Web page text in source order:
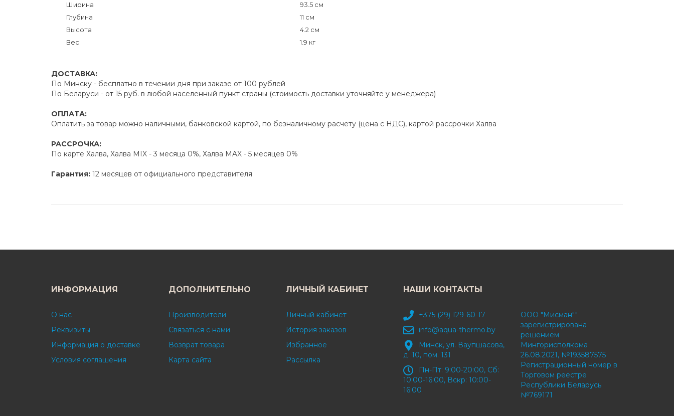
Ширина
93.5 см
Глубина
11 см
Высота
4.2 см
Вес
1.9 кг
ДОСТАВКА:
По Минску - бесплатно в течении дня при заказе от 100 рублей
По Беларуси - от 15 руб. в любой населенный пункт страны (стоимость доставки уточняйте у менеджера)
ОПЛАТА:
Оплатить за товар можно наличными, банковской картой, по безналичному расчету (цена с НДС), картой рассрочки Халва
РАССРОЧКА:
По карте Халва, Халва MIX - 3 месяца 0%, Халва MAX - 5 месяцев 0%
Гарантия: 12 месяцев от официального представителя
ИНФОРМАЦИЯ
О нас
Реквизиты
Информация о доставке
Условия соглашения
ДОПОЛНИТЕЛЬНО
Производители
Связаться с нами
Возврат товара
Карта сайта
ЛИЧНЫЙ КАБИНЕТ
Личный кабинет
История заказов
Избранное
Рассылка
НАШИ КОНТАКТЫ
+375 (29) 129-60-17
info@aqua-thermo.by
Минск, ул. Ваупшасова,
д. 10, пом. 131
Пн-Пт: 9:00-20:00, Сб:
10:00-16:00, Вскр: 10:00-
16:00
ООО "Мисман""
зарегистрирована
решением
Мингорисполкома
26.08.2021, №193587575
Регистрационный номер в
Торговом реестре
Республики Беларусь
№769171